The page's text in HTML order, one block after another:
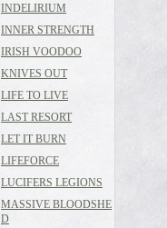
INDELIRIUM
INNER STRENGTH
IRISH VOODOO
KNIVES OUT
LIFE TO LIVE
LAST RESORT
LET IT BURN
LIFEFORCE
LUCIFERS LEGIONS
MASSIVE BLOODSHE
D